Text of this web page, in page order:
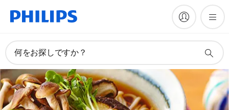
何をお探しですか？